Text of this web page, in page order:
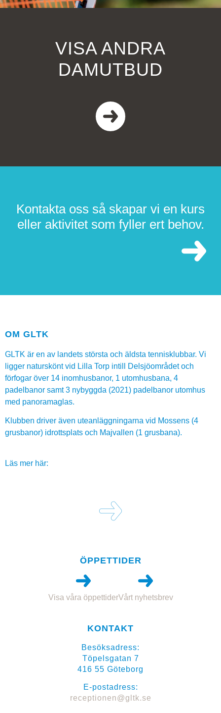
VISA ANDRA
DAMUTBUD
Kontakta oss så skapar vi en kurs
eller aktivitet som fyller ert behov.
OM GLTK
GLTK är en av landets största och äldsta tennisklubbar. Vi
ligger naturskönt vid Lilla Torp intill Delsjöområdet och
förfogar över 14 inomhusbanor, 1 utomhusbana, 4
padelbanor samt 3 nybyggda (2021) padelbanor utomhus
med panoramaglas.
Klubben driver även uteanläggningarna vid Mossens (4
grusbanor) idrottsplats och Majvallen (1 grusbana).
Läs mer här:
ÖPPETTIDER
Visa våra öppettiderVårt nyhetsbrev
KONTAKT
Besöksadress:
Töpelsgatan 7
416 55 Göteborg
E-postadress:
receptionen@gltk.se